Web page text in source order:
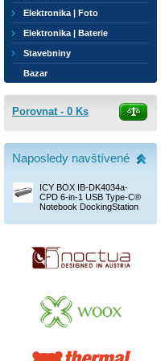
Elektronika | Foto
Elektronika | Baterie
Stavebniny
Bazar
Porovnat - 0 Ks
Naposledy navštívené
ICY BOX IB-DK4034a-
CPD 6-in-1 USB Type-C®
Notebook DockingStation